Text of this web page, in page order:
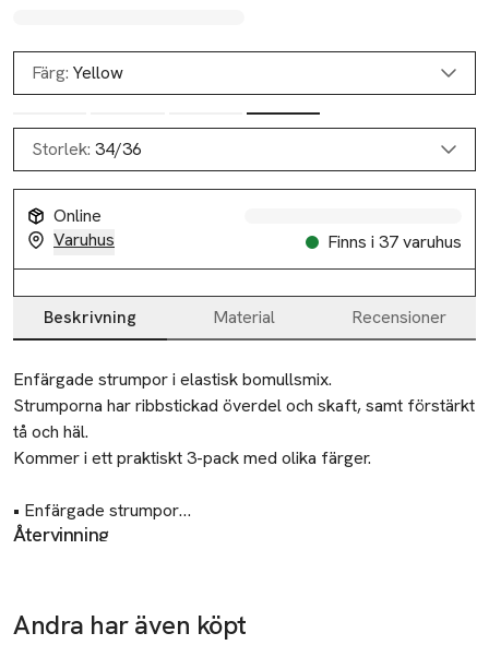
Färg: Yellow
Slut i lager
Storlek: 34/36
Online
Varuhus
Finns i 37 varuhus
Beskrivning Material Recensioner
Beskrivning
Enfärgade strumpor i elastisk bomullsmix.
Strumporna har ribbstickad överdel och skaft, samt förstärkt
tå och häl.
Kommer i ett praktiskt 3-pack med olika färger.
• Enfärgade strumpor
• 3-pack
Återvinning
Tillverkare
Andra har även köpt
Ta 3 betala för
Ta 3 betala för